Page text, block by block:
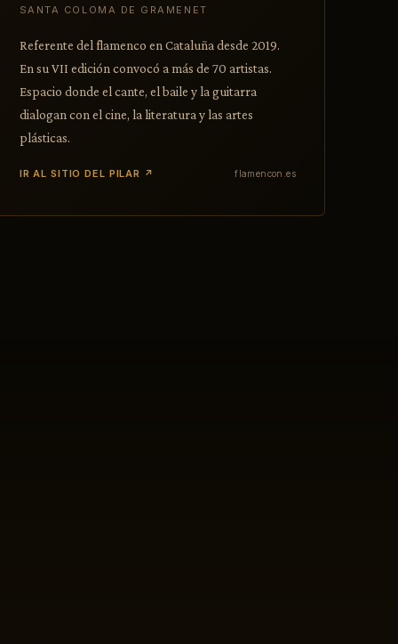
SANTA COLOMA DE GRAMENET
Referente del flamenco en Cataluña desde 2019.
En su VII edición convocó a más de 70 artistas.
Espacio donde el cante, el baile y la guitarra
dialogan con el cine, la literatura y las artes
plásticas.
IR AL SITIO DEL PILAR ↗ flamencon.es